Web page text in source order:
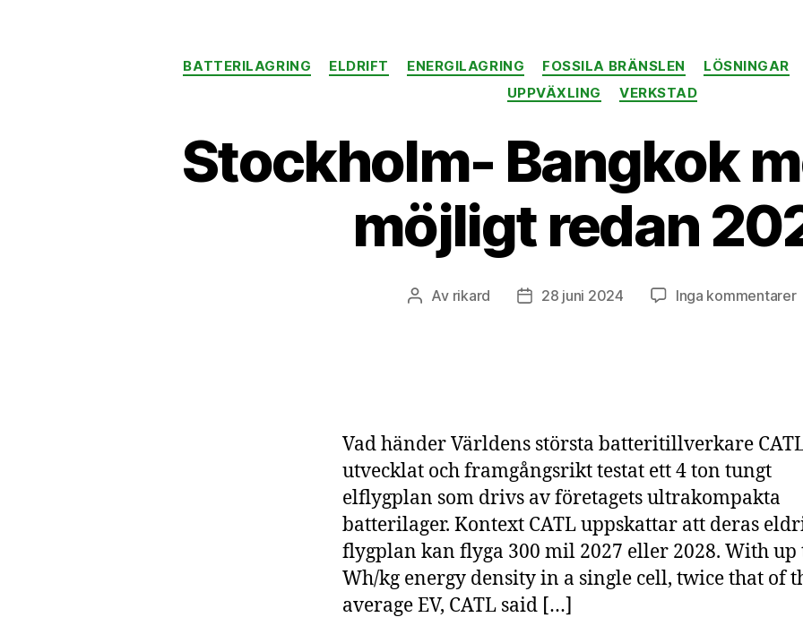
Kategorier
BATTERILAGRING ELDRIFT ENERGILAGRING FOSSILA BRÄNSLEN LÖSNINGAR
UPPVÄXLING
VERKSTAD
Stockholm- Bangkok
möjligt redan
Inläggsförfattare
Av rikard Inläggsdatum
28 juni 2024 Inga kommentarertill
Vad händer Världens största batteritillverkare
utvecklat och framgångsrikt testat ett 4 ton tungt
elflygplan som drivs av företagets ultrakompakta
batterilager. Kontext CATL uppskattar att deras
flygplan kan flyga 300 mil 2027 eller 2028. With up
Wh/kg energy density in a single cell, twice that of
average EV, CATL said […]